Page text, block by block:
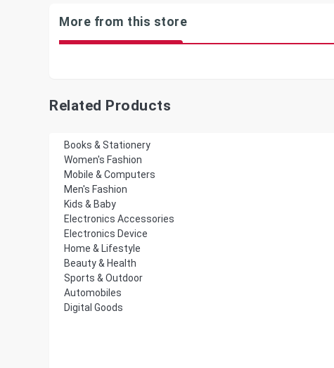
More from this store
Related Products
Books & Stationery
Women's Fashion
Mobile & Computers
Men's Fashion
Kids & Baby
Electronics Accessories
Electronics Device
Home & Lifestyle
Beauty & Health
Sports & Outdoor
Automobiles
Digital Goods